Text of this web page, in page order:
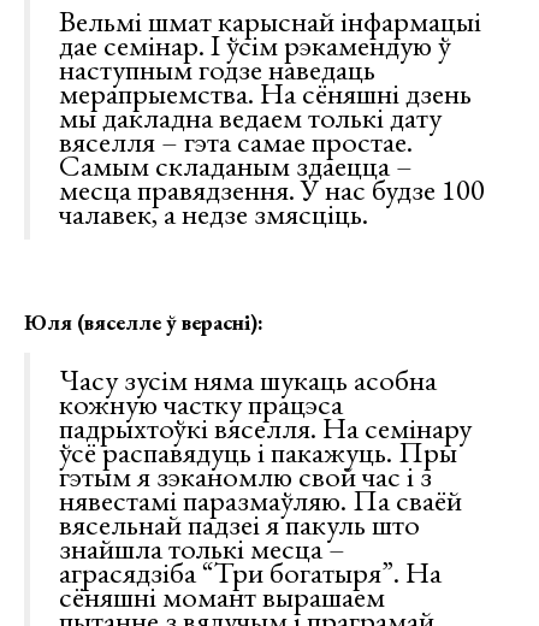
Вельмі шмат карыснай інфармацыі
дае семінар. І ўсім рэкамендую ў
наступным годзе наведаць
мерапрыемства. На сёняшні дзень
мы дакладна ведаем толькі дату
вяселля – гэта самае простае.
Самым складаным здаецца –
месца правядзення. У нас будзе 100
чалавек, а недзе змясціць.
Юля (вяселле ў верасні):
Часу зусім няма шукаць асобна
кожную частку працэса
падрыхтоўкі вяселля. На семінару
ўсё распавядуць і пакажуць. Пры
гэтым я зэканомлю свой час і з
нявестамі паразмаўляю. Па сваёй
вясельнай падзеі я пакуль што
знайшла толькі месца –
аграсядзіба “Три богатыря”. На
сёняшні момант вырашаем